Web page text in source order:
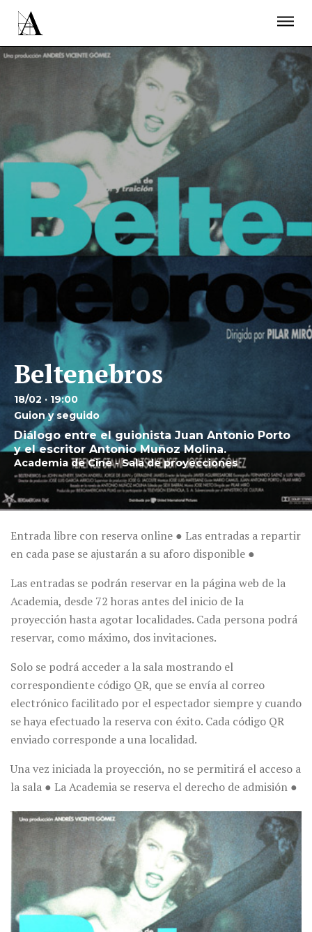
Beltenebros
18/02 · 19:00
Guion y seguido
Diálogo entre el guionista Juan Antonio Porto
y el escritor Antonio Muñoz Molina.
Academia de Cine - Sala de proyecciones
Entrada libre con reserva online ● Las entradas a repartir
en cada pase se ajustarán a su aforo disponible ●
Las entradas se podrán reservar en la página web de la
Academia, desde 72 horas antes del inicio de la
proyección hasta agotar localidades. Cada persona podrá
reservar, como máximo, dos invitaciones.
Solo se podrá acceder a la sala mostrando el
correspondiente código QR, que se envía al correo
electrónico facilitado por el espectador siempre y cuando
se haya efectuado la reserva con éxito. Cada código QR
enviado corresponde a una localidad.
Una vez iniciada la proyección, no se permitirá el acceso a
la sala ● La Academia se reserva el derecho de admisión ●
ACTUALIDAD
PROYECTOS
RESIDENCIAS
ÚNETE A LA ACADEMIA DE CINE
PRENSA
NEWSLETTER